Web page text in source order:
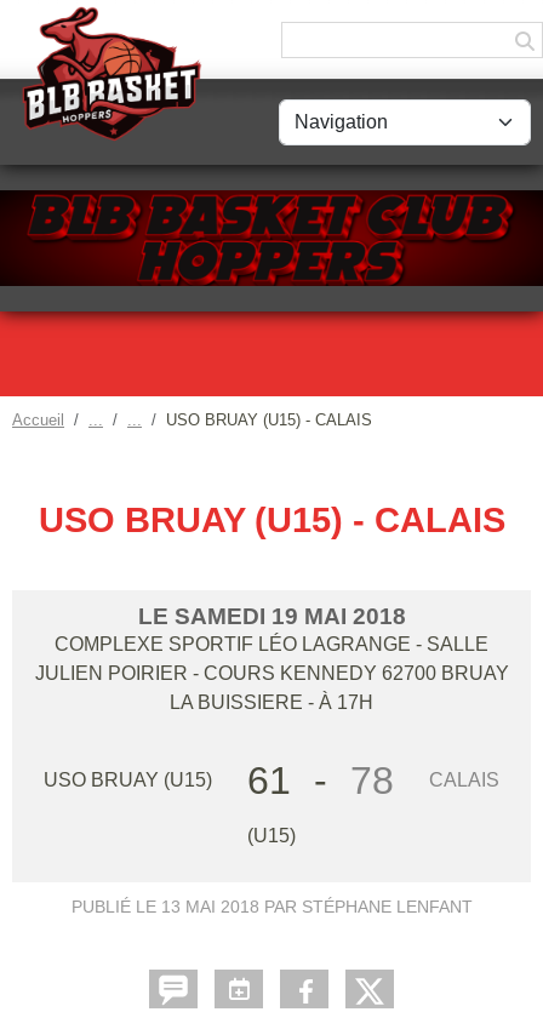
Accueil USO BRUAY (U15) - CALAIS
USO BRUAY (U15) - CALAIS
LE SAMEDI 19 MAI 2018
COMPLEXE SPORTIF LÉO LAGRANGE - SALLE
JULIEN POIRIER - COURS KENNEDY 62700 BRUAY
LA BUISSIERE - À 17H
USO BRUAY (U15) 61 - 78 CALAIS
(U15)
PUBLIÉ LE 13 MAI 2018 PAR STÉPHANE LENFANT
Panneau de gestion des cookies